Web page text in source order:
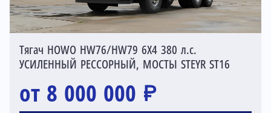
Тягач HOWO HW76/HW79 6X4 380 л.с.
УСИЛЕННЫЙ РЕССОРНЫЙ, МОСТЫ STEYR ST16
от 8 000 000 ₽